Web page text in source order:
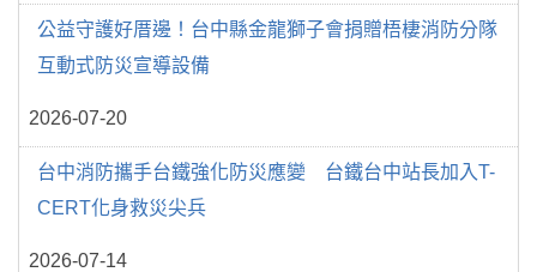
公益守護好厝邊！台中縣金龍獅子會捐贈梧棲消防分隊
互動式防災宣導設備
2026-07-20
台中消防攜手台鐵強化防災應變 台鐵台中站長加入T-
CERT化身救災尖兵
2026-07-14